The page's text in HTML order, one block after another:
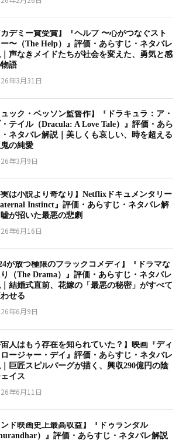
カデミー賞受賞】『ヘルプ 〜心がつなぐスト
〜（The Help）』評価・あらすじ・ネタバレ
声なきメイドたちが社会を変えた、勇気と感
語
年3月31日
ュック・ベッソン監督作】『ドラキュラ：ア・
テイル（Dracula: A Love Tale）』評価・あら
ネタバレ解説｜美しくも哀しい、時を超える
の純愛
年3月9日
実は小説より奇なり】Netflixドキュメンタリー
Instinct』評価・あらすじ・ネタバレ解
が招いた最悪の悲劇
年6月16日
が放つ極限のブラックコメディ】『ドラマな
（The Drama）』評価・あらすじ・ネタバレ
結婚式直前、花嫁の「最悪の秘密」がすべて
せる
年6月9日
宙人はもう存在を知られていた？】映画『ディ
ージャー・デイ』評価・あらすじ・ネタバレ
巨匠スピルバーグが描く、興収290億円の陰
イス
年6月11日
ンド映画史上最高収益】『ドゥランダル
）』評価・あらすじ・ネタバレ解説